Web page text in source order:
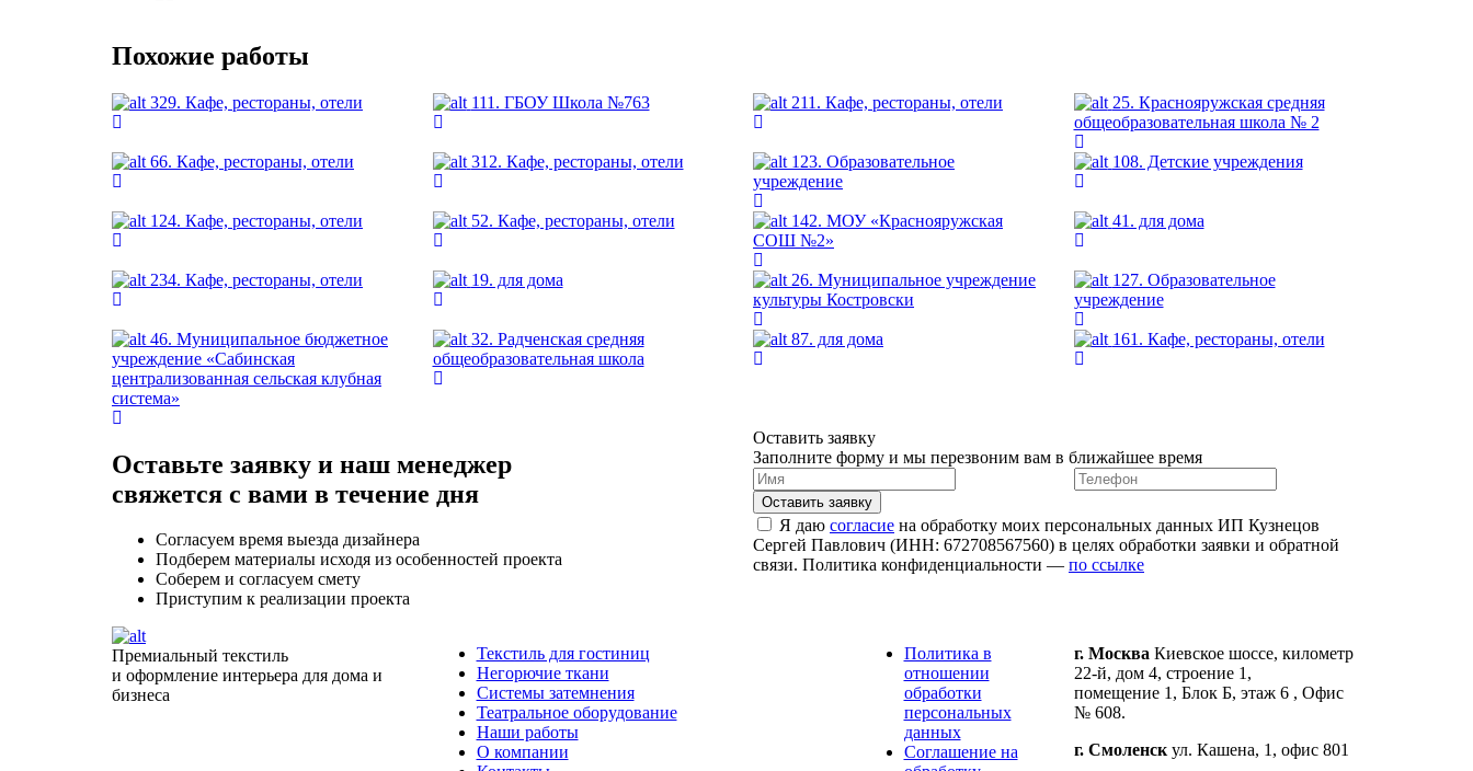
Похожие работы
329. Кафе, рестораны, отели 111. ГБОУ Школа №763 211. Кафе, рестораны, отели
25. Краснояружская средняя
общеобразовательная школа № 2
66. Кафе, рестораны, отели 312. Кафе, рестораны, отели
123. Образовательное
учреждение
108. Детские учреждения
124. Кафе, рестораны, отели 52. Кафе, рестораны, отели
142. МОУ «Краснояружская
СОШ №2»
41. для дома
234. Кафе, рестораны, отели 19. для дома
26. Муниципальное учреждение
культуры Костровски
127. Образовательное
учреждение
46. Муниципальное бюджетное
учреждение «Сабинская
централизованная сельская клубная
система»
32. Радченская средняя
общеобразовательная школа
87. для дома 161. Кафе, рестораны, отели
Оставьте заявку и наш менеджер
свяжется с вами в течение дня
Согласуем время выезда дизайнера
Подберем материалы исходя из особенностей проекта
Соберем и согласуем смету
Приступим к реализации проекта
Оставить заявку
Заполните форму и мы перезвоним вам в ближайшее время
Я даю согласие на обработку моих персональных данных ИП Кузнецов
Сергей Павлович (ИНН: 672708567560) в целях обработки заявки и обратной
связи. Политика конфиденциальности — по ссылке
Премиальный текстиль
и оформление интерьера для дома и
бизнеса
Текстиль для гостиниц
Негорючие ткани
Системы затемнения
Театральное оборудование
Наши работы
О компании
Политика в
отношении
обработки
персональных
данных
Соглашение на
г. МоскваКиевское шоссе, километр
22-й, дом 4, строение 1,
помещение 1, Блок Б, этаж 6 , Офис
№ 608.
г. Смоленскул. Кашена, 1, офис 801